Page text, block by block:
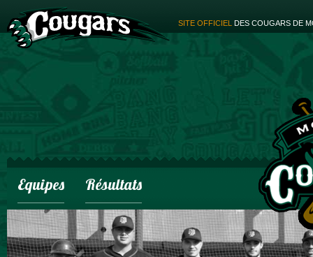
SITE OFFICIEL DES COUGARS DE
Equipes Résultats